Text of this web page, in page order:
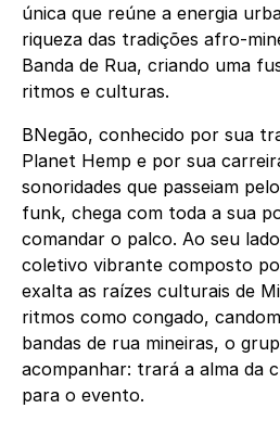
única que reúne a energia
riqueza das tradições afro-
Banda de Rua, criando uma
ritmos e culturas.
BNegão, conhecido por sua
Planet Hemp e por sua
sonoridades que passeiam
funk, chega com toda a sua
comandar o palco. Ao seu
coletivo vibrante composto
exalta as raízes culturais de
ritmos como congado,
bandas de rua mineiras, o
acompanhar: trará a alma da
para o evento.